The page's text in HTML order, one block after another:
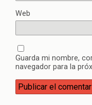
Web
Guarda mi nombre,
navegador para la